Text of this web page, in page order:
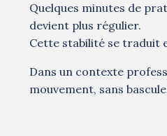
Quelques minutes de
devient plus régulier.
Cette stabilité se traduit
Dans un contexte
mouvement, sans